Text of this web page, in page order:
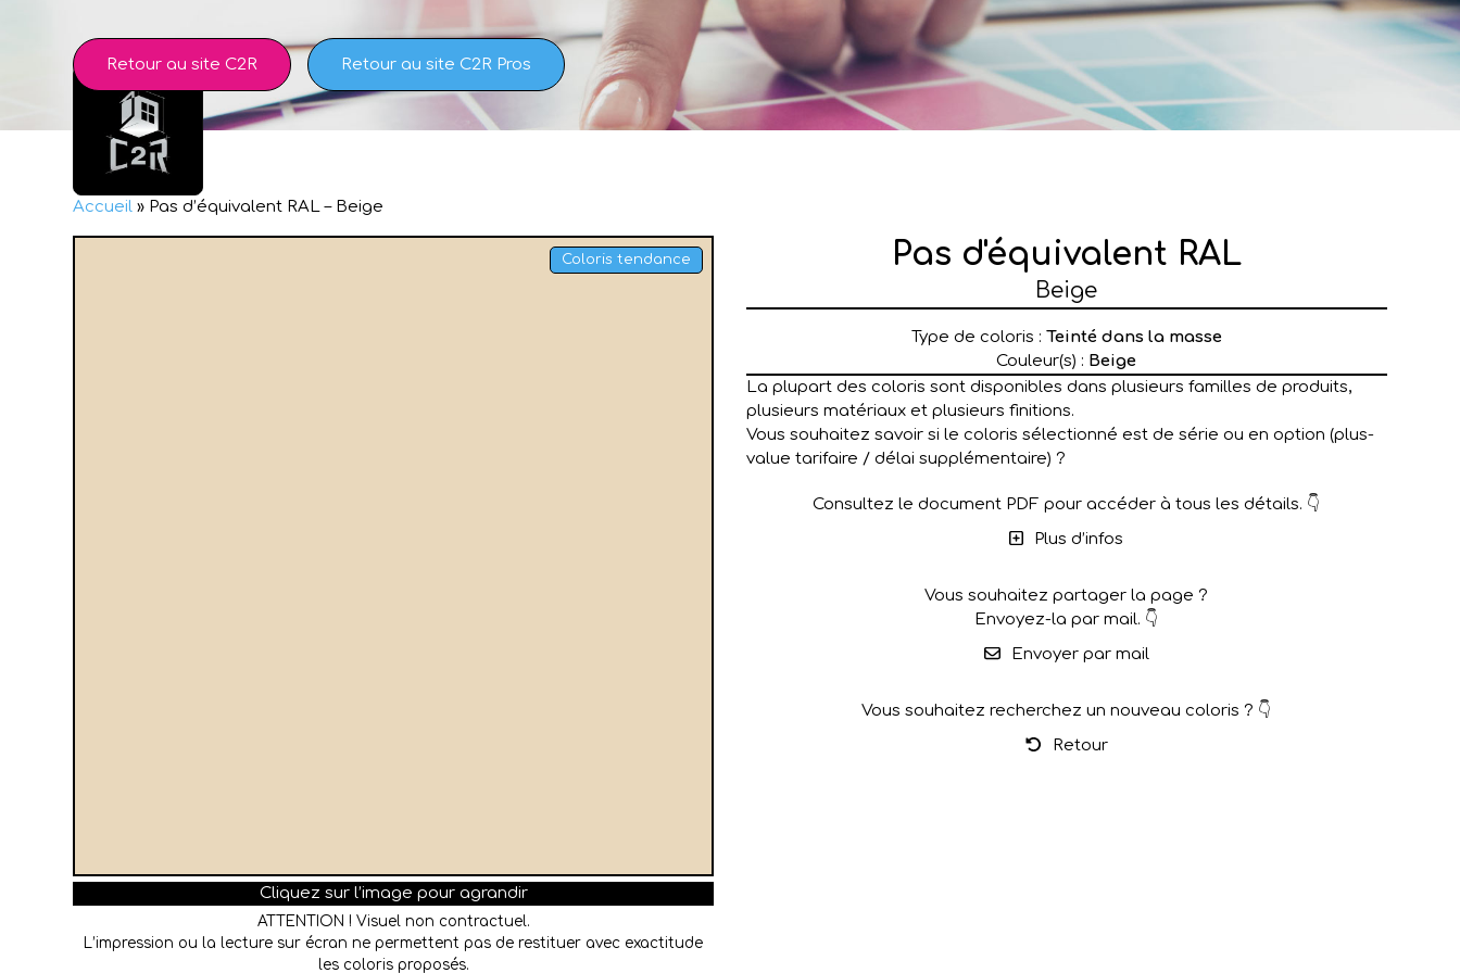
Retour au site C2R Retour au site C2R Pros
Accueil » Pas d’équivalent RAL – Beige
Coloris tendance
Cliquez sur l’image pour agrandir
ATTENTION ! Visuel non contractuel.
L’impression ou la lecture sur écran ne permettent pas de restituer avec exactitude
les coloris proposés.
Pas d'équivalent RAL
Beige
Type de coloris : Teinté dans la masse
Couleur(s) : Beige
La plupart des coloris sont disponibles dans plusieurs familles de produits,
plusieurs matériaux et plusieurs finitions.
Vous souhaitez savoir si le coloris sélectionné est de série ou en option (plus-
value tarifaire / délai supplémentaire) ?
Consultez le document PDF pour accéder à tous les détails. 👇
Plus d’infos
Vous souhaitez partager la page ?
Envoyez-la par mail. 👇
Envoyer par mail
Vous souhaitez recherchez un nouveau coloris ? 👇
Retour